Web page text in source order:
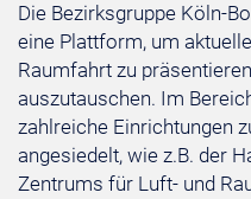
Die Bezirksgruppe Köln-
eine Plattform, um
Raumfahrt zu
auszutauschen. Im
zahlreiche Einrichtungen
angesiedelt, wie z.B. der
Zentrums für Luft- und